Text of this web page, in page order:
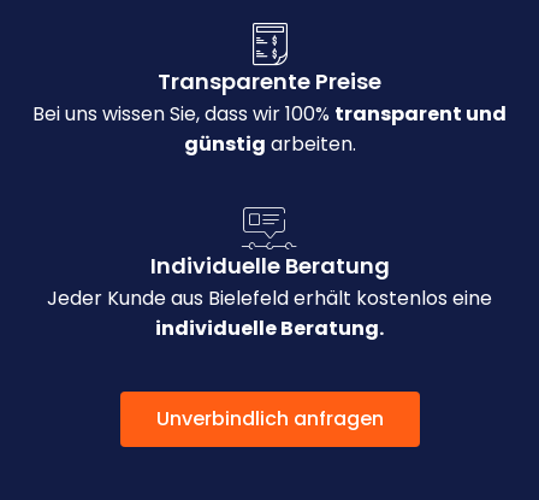
Transparente Preise
Bei uns wissen Sie, dass wir 100% transparent und
günstig arbeiten.
Individuelle Beratung
Jeder Kunde aus Bielefeld erhält kostenlos eine
individuelle Beratung.
Unverbindlich anfragen